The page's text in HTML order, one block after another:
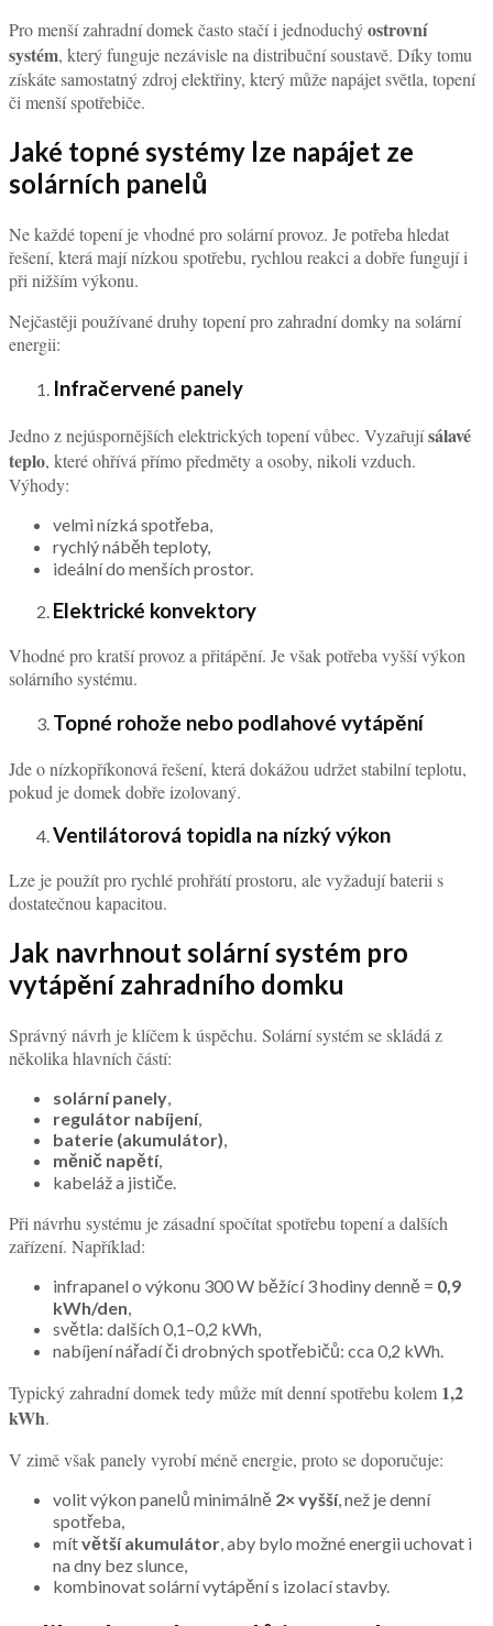
Pro menší zahradní domek často stačí i jednoduchýostrovní
systém, který funguje nezávisle na distribuční soustavě. Díky tomu
získáte samostatný zdroj elektřiny, který může napájet světla, topení
či menší spotřebiče.
Jaké topné systémy lze napájet ze
solárních panelů
Ne každé topení je vhodné pro solární provoz. Je potřeba hledat
řešení, která mají nízkou spotřebu, rychlou reakci a dobře fungují i
při nižším výkonu.
Nejčastěji používané druhy topení pro zahradní domky na solární
energii:
Infračervené panely
Jedno z nejúspornějších elektrických topení vůbec. Vyzařujísálavé
teplo, které ohřívá přímo předměty a osoby, nikoli vzduch.
Výhody:
velmi nízká spotřeba,
rychlý náběh teploty,
ideální do menších prostor.
Elektrické konvektory
Vhodné pro kratší provoz a přitápění. Je však potřeba vyšší výkon
solárního systému.
Topné rohože nebo podlahové vytápění
Jde o nízkopříkonová řešení, která dokážou udržet stabilní teplotu,
pokud je domek dobře izolovaný.
Ventilátorová topidla na nízký výkon
Lze je použít pro rychlé prohřátí prostoru, ale vyžadují baterii s
dostatečnou kapacitou.
Jak navrhnout solární systém pro
vytápění zahradního domku
Správný návrh je klíčem k úspěchu. Solární systém se skládá z
několika hlavních částí:
solární panely
regulátor nabíjení,
baterie (akumulátor)
měnič napětí,
kabeláž a jističe.
Při návrhu systému je zásadní spočítat spotřebu topení a dalších
zařízení. Například:
infrapanel o výkonu 300 W běžící 3 hodiny denně = 0,9
kWh/den
světla: dalších 0,1–0,2 kWh,
nabíjení nářadí či drobných spotřebičů: cca 0,2 kWh.
Typický zahradní domek tedy může mít denní spotřebu kolem 1,2
kWh.
V zimě však panely vyrobí méně energie, proto se doporučuje:
volit výkon panelů minimálně 2× vyšší, než je denní
spotřeba,
mítvětší akumulátor , aby bylo možné energii uchovat i
na dny bez slunce,
kombinovat solární vytápění s izolací stavby.